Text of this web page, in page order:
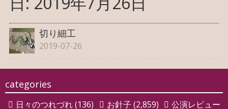
切り細工
2019-07-26
categories
日々のつれづれ(136) お針子 (2,859)
公演レビュー